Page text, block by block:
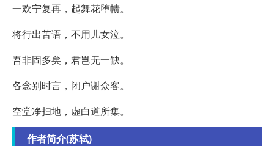
一欢宁复再，起舞花堕帻。
将行出苦语，不用儿女泣。
吾非固多矣，君岂无一缺。
各念别时言，闭户谢众客。
空堂净扫地，虚白道所集。
作者简介(苏轼)